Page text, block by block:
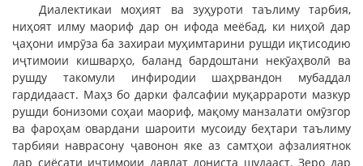
Диалектикаи моҳият ва зуҳуроти таълиму тарбия,
ниҳоят илму маориф дар он ифода меёбад, ки ниҳоӣ дар
ҷаҳони имрӯза ба захираи муҳимтарини рушди иқтисодию
иҷтимоии кишварҳо, баланд бардоштани некӯаҳволӣ ва
рушду такомули инфиродии шаҳрвандон мубаддал
гардидааст. Маҳз бо дарки фалсафии муқаррароти мазкур
рушди бонизоми соҳаи маориф, мақому манзалати омӯзгор
ва фароҳам овардани шароити мусоиду беҳтари таълиму
тарбияи наврасону ҷавонон яке аз самтҳои афзалиятнок
дар сиёсати иҷтимоии давлат дониста шудааст. Зеро дар